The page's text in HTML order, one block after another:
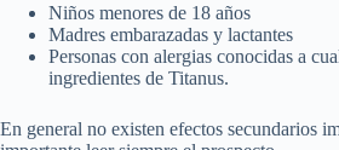
Niños menores de 18 años
Madres embarazadas y lactantes
Personas con alergias conocidas a
ingredientes de Titanus.
En general no existen efectos secundarios